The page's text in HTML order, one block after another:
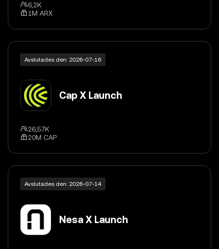
6,2K
1M ARX
Avslutades den: 2026-07-16
Cap X Launch
26,57K
20M CAP
Avslutades den: 2026-07-14
Nesa X Launch